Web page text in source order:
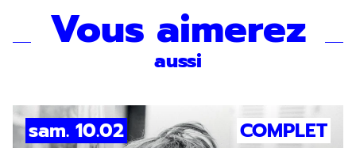
Vous aimerez
aussi
sam. 10.02 COMPLET